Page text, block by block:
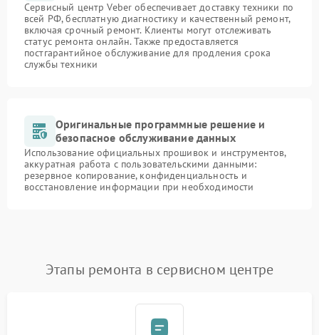
Сервисный центр Veber обеспечивает доставку техники по
всей РФ, бесплатную диагностику и качественный ремонт,
включая срочный ремонт. Клиенты могут отслеживать
статус ремонта онлайн. Также предоставляется
постгарантийное обслуживание для продления срока
службы техники
Оригинальные программные решение и
безопасное обслуживание данных
Использование официальных прошивок и инструментов,
аккуратная работа с пользовательскими данными:
резервное копирование, конфиденциальность и
восстановление информации при необходимости
Этапы ремонта в сервисном центре